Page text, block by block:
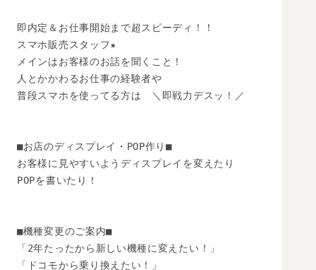
即内定＆お仕事開始まで超スピーディ！！
スマホ販売スタッフ★
メインはお客様のお話を聞くこと！
人とかかわるお仕事の経験者や
普段スマホを使ってる方は　＼即戦力デスッ！／
■お店のディスプレイ・POP作り■
お客様に見やすいようディスプレイを変えたり
POPを書いたり！
■機種変更のご案内■
「2年たったから新しい機種に変えたい！」
「ドコモから乗り換えたい！」